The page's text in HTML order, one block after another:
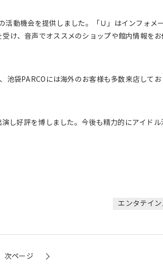
動機会を提供しました。「Ｕ」はインフォメ
け、音声でオススメのショップや館内情報をお
池袋PARCOには海外のお客様も多数来店して
し好評を博しました。今後も精力的にアイドル
エンタテイン
次ページ